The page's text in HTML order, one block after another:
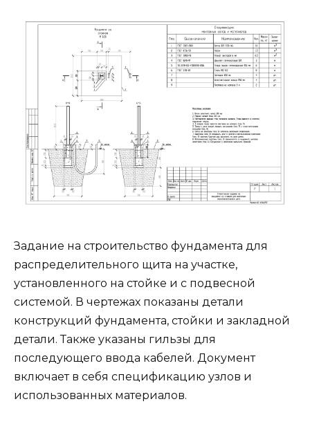
Задание на строительство фундамента для
распределительного щита на участке,
установленного на стойке и с подвесной
системой. В чертежах показаны детали
конструкций фундамента, стойки и закладной
детали. Также указаны гильзы для
последующего ввода кабелей. Документ
включает в себя спецификацию узлов и
использованных материалов.